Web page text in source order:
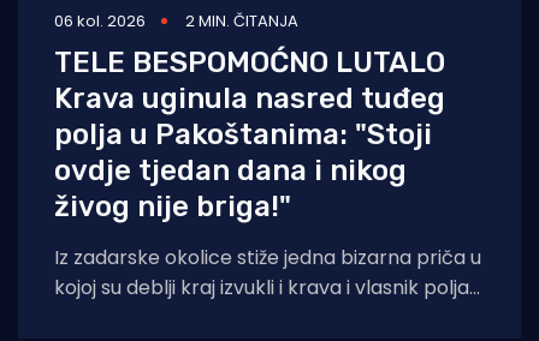
06 kol. 2026 2 MIN. ČITANJA
TELE BESPOMOĆNO LUTALO
Krava uginula nasred tuđeg
polja u Pakoštanima: "Stoji
ovdje tjedan dana i nikog
živog nije briga!"
Iz zadarske okolice stiže jedna bizarna priča u
kojoj su deblji kraj izvukli i krava i vlasnik polja